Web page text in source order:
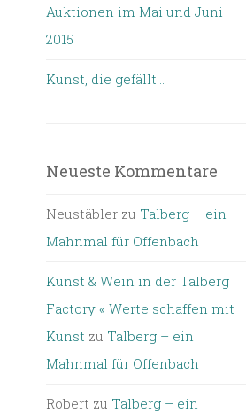
Auktionen im Mai und Juni
2015
Kunst, die gefällt…
Neueste Kommentare
Neustäbler zu Talberg – ein
Mahnmal für Offenbach
Kunst & Wein in der Talberg
Factory « Werte schaffen mit
Kunst zu Talberg – ein
Mahnmal für Offenbach
Robert zu Talberg – ein